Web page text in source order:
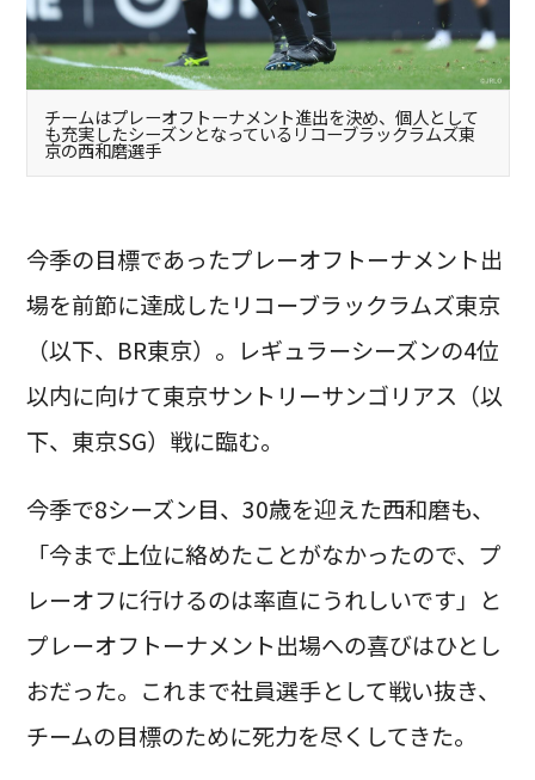
チームはプレーオフトーナメント進出を決め、個人として
も充実したシーズンとなっているリコーブラックラムズ東
京の西和磨選手
今季の目標であったプレーオフトーナメント出
場を前節に達成したリコーブラックラムズ東京
（以下、BR東京）。レギュラーシーズンの4位
以内に向けて東京サントリーサンゴリアス（以
下、東京SG）戦に臨む。
今季で8シーズン目、30歳を迎えた西和磨も、
「今まで上位に絡めたことがなかったので、プ
レーオフに行けるのは率直にうれしいです」と
プレーオフトーナメント出場への喜びはひとし
おだった。これまで社員選手として戦い抜き、
チームの目標のために死力を尽くしてきた。